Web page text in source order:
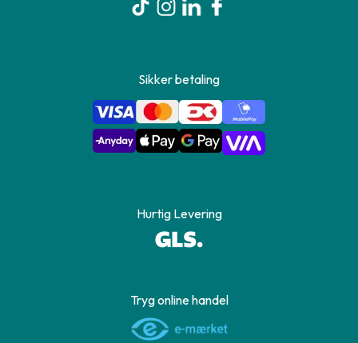
Sikker betaling
Hurtig Levering
Tryg online handel